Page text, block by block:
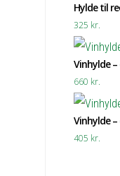
Hylde til
325 kr.
Vinhylde –
660 kr.
Vinhylde –
405 kr.